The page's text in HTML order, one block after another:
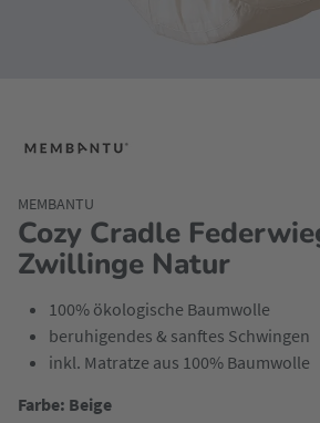
Cozy Cradle
Zwillinge Natur
MEMBANTU
100% ökologische Baumwolle
beruhigendes & sanftes Schwingen
inkl. Matratze aus 100% Baumwolle
Farbe: Beige